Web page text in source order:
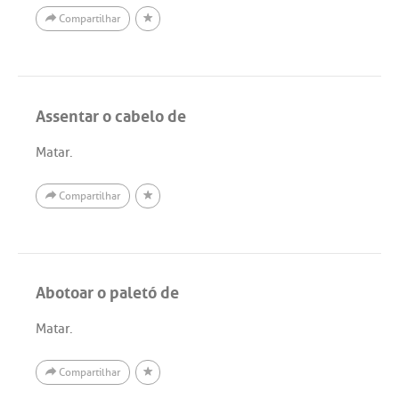
Compartilhar
Assentar o cabelo de
Matar.
Compartilhar
Abotoar o paletó de
Matar.
Compartilhar